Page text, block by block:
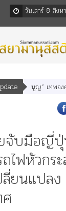
วันเสาร์ 8 สิง
รรมนูญ” เทพองค์ใหม่ใ
จับมือญี่
ไฟหัวกร
ลี่ยนแปลง